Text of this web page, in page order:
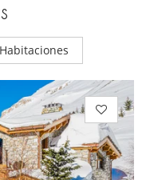
Habitaciones